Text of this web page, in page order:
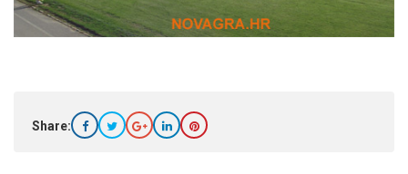
Share: